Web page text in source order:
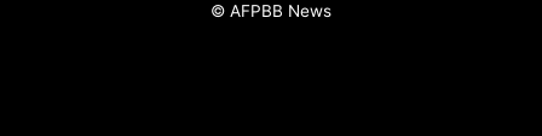
© AFPBB News